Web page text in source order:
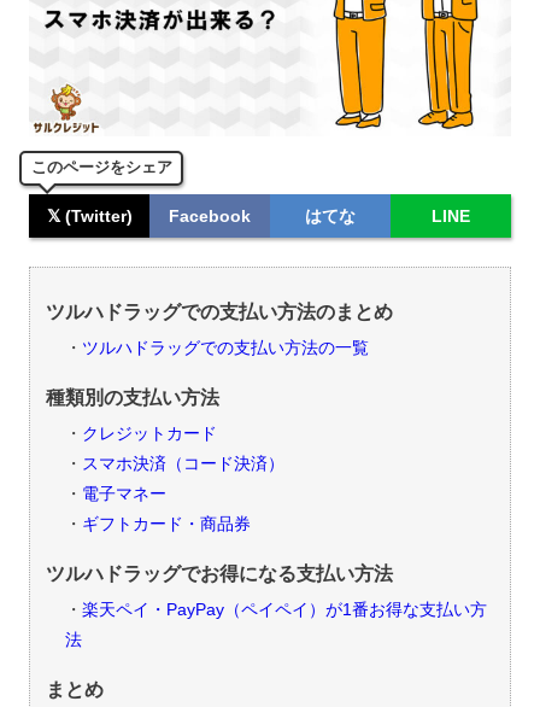
このページをシェア
𝕏 (Twitter) Facebook はてな LINE
ツルハドラッグでの支払い方法のまとめ
ツルハドラッグでの支払い方法の一覧
種類別の支払い方法
クレジットカード
スマホ決済（コード決済）
電子マネー
ギフトカード・商品券
ツルハドラッグでお得になる支払い方法
楽天ペイ・PayPay（ペイペイ）が1番お得な支払い方
法
まとめ